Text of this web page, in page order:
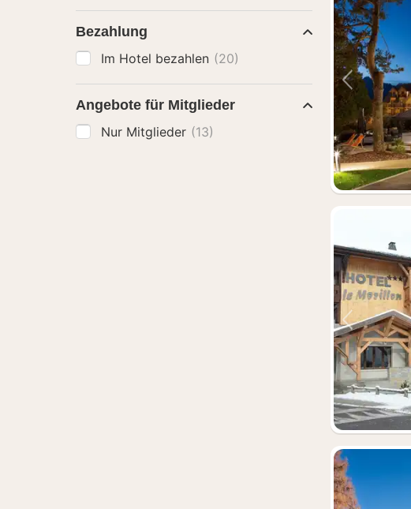
Bezahlung
Im Hotel bezahlen (20)
Angebote für Mitglieder
Nur Mitglieder (13)